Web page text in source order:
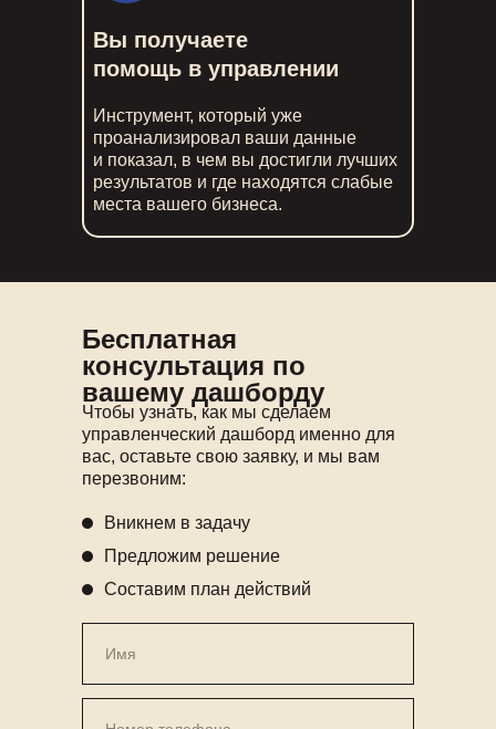
Вы получаете
помощь в управлении
Инструмент, который уже
проанализировал ваши данные
и показал, в чем вы достигли лучших
результатов и где находятся слабые
места вашего бизнеса.
Бесплатная
консультация по
вашему дашборду
Чтобы узнать, как мы сделаем
управленческий дашборд именно для
вас, оставьте свою заявку, и мы вам
перезвоним:
Вникнем в задачу
Предложим решение
Составим план действий